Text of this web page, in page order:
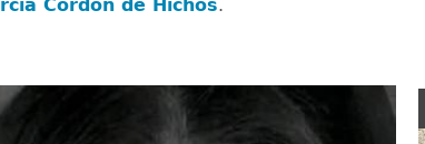
Cordón de Hichos.